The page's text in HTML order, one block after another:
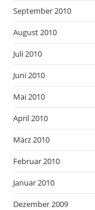
September 2010
August 2010
Juli 2010
Juni 2010
Mai 2010
April 2010
März 2010
Februar 2010
Januar 2010
Dezember 2009